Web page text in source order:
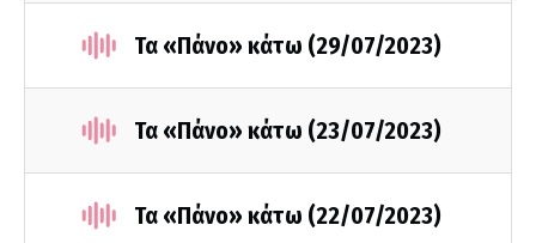
Τα «Πάνο» κάτω (29/07/2023)
Τα «Πάνο» κάτω (23/07/2023)
Τα «Πάνο» κάτω (22/07/2023)